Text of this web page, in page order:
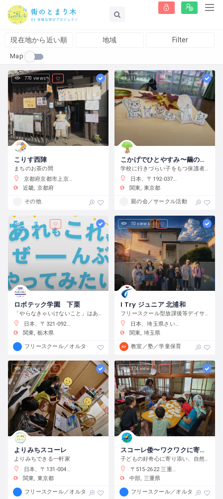
現在地から近い順 地域 Filter
Map
770 views
こりす西陣
まちのお茶の間
京都府京都市上京区藤木町７９５−５
近畿 京都府
その他
11 views
こかげでひとやすみ〜繭の会〜
学校に行きづらい子をもつ保護者の会です
日本、〒192-0375 東京都八王子市鑓水２丁目２０１３−２
関東
東京都
親の会／サークル活動
19 views
ロボテック学園 下栗
「やらなきゃいけないこと」はありません。宿題をやるのもよし、自分で目標をたてて取り組むのもよし、なんでもチャレンジできる環境です。
日本、〒321-0923 栃木県宇都宮市下栗町２２９２−８ 2 階
関東
栃木県
フリースクール／オルタナティブスクール
10 views
I Try ジュニア 北浦和
フリースクール型放課後等デイサービス
日本、埼玉県さいたま市浦和区元町２−３４−１０
関東
埼玉県
教室／塾／学童保育
20 views
よりみちスコーレ
よりみちできる一軒家
日本、〒131-0045 東京都墨田区押上２丁目２８−３
関東
東京都
フリースクール／オルタナティブスクール
374 views
スコーレ倭〜ワクワクに寄り添う学校〜
子どもの好奇心に寄り添い、自然体験と創作活動を通してこの世界の面白さへと導きます。
〒515-2622 三重県津市白山町中ノ村１３８−４
中部 三重県
フリースクール／オルタナティブス